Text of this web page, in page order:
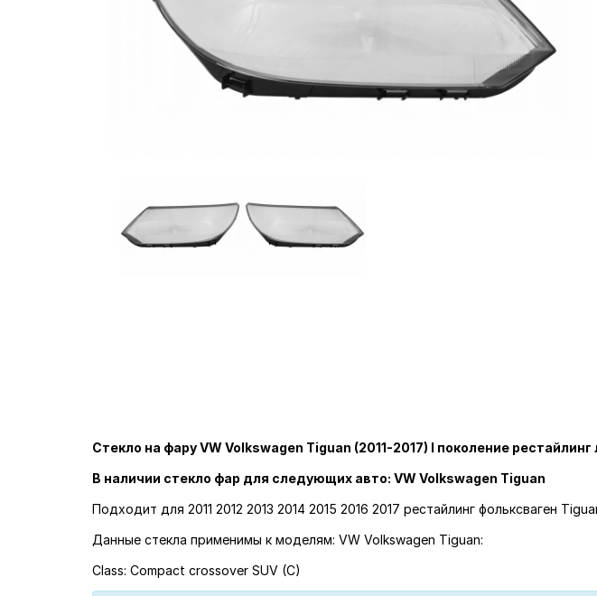
Стекло на фару VW Volkswagen Tiguan (2011-2017) I поколение рестайлинг
В наличии стекло фар для следующих авто: VW Volkswagen Tiguan
Подходит для 2011 2012 2013 2014 2015 2016 2017 рестайлинг фольксваген
Данные стекла применимы к моделям: VW Volkswagen Tiguan:
Class: Compact crossover SUV (C)